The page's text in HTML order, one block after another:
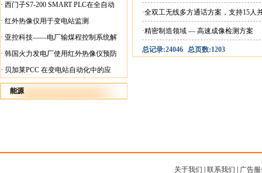
· 西门子S7-200 SMART PLC在全自动
蓄电池短路内阻检测机上的应用
· 红外热像仪用于变电站监测
· 亚控科技——电厂输煤程控制系统解
决方案
· 韩国火力发电厂使用红外热像仪预防
火灾
· 贝加莱PCC 在变电站自动化中的应
用
能源
·全双工无线多方通话方案，支持15人
·精密制造领域 — 高速成像检测方案
总记录:24046 总页数:1203
关于我们 联系我们 广告